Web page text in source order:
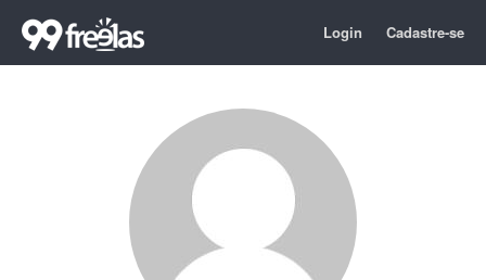
Login Cadastre-se